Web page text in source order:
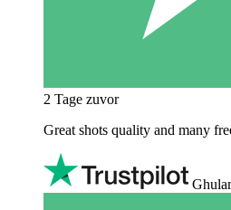
2 Tage zuvor
Great shots quality and many